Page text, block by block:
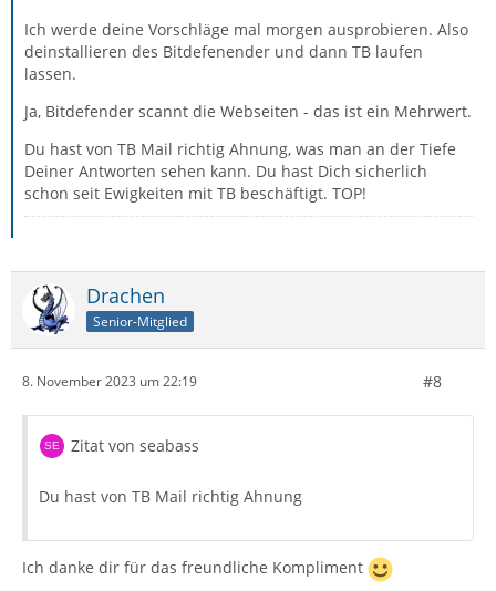
Ich werde deine Vorschläge mal morgen ausprobieren. Also
deinstallieren des Bitdefenender und dann TB laufen
lassen.
Ja, Bitdefender scannt die Webseiten - das ist ein Mehrwert.
Du hast von TB Mail richtig Ahnung, was man an der Tiefe
Deiner Antworten sehen kann. Du hast Dich sicherlich
schon seit Ewigkeiten mit TB beschäftigt. TOP!
Drachen
Senior-Mitglied
8. November 2023 um 22:19 #8
Zitat von seabass
Du hast von TB Mail richtig Ahnung
Ich danke dir für das freundliche Kompliment